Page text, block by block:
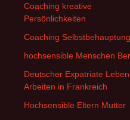
Coaching kreative
Persönlichkeiten
Coaching Selbstbehauptung
hochsensible Menschen
Deutscher Expatriate
Arbeiten in Frankreich
Hochsensible Eltern Mutter